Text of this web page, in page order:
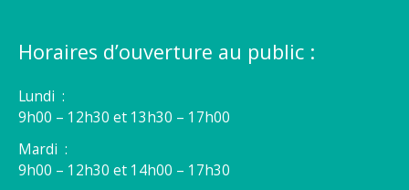
Horaires d’ouverture au public :
Lundi :
9h00 – 12h30 et 13h30 – 17h00
Mardi :
9h00 – 12h30 et 14h00 – 17h30